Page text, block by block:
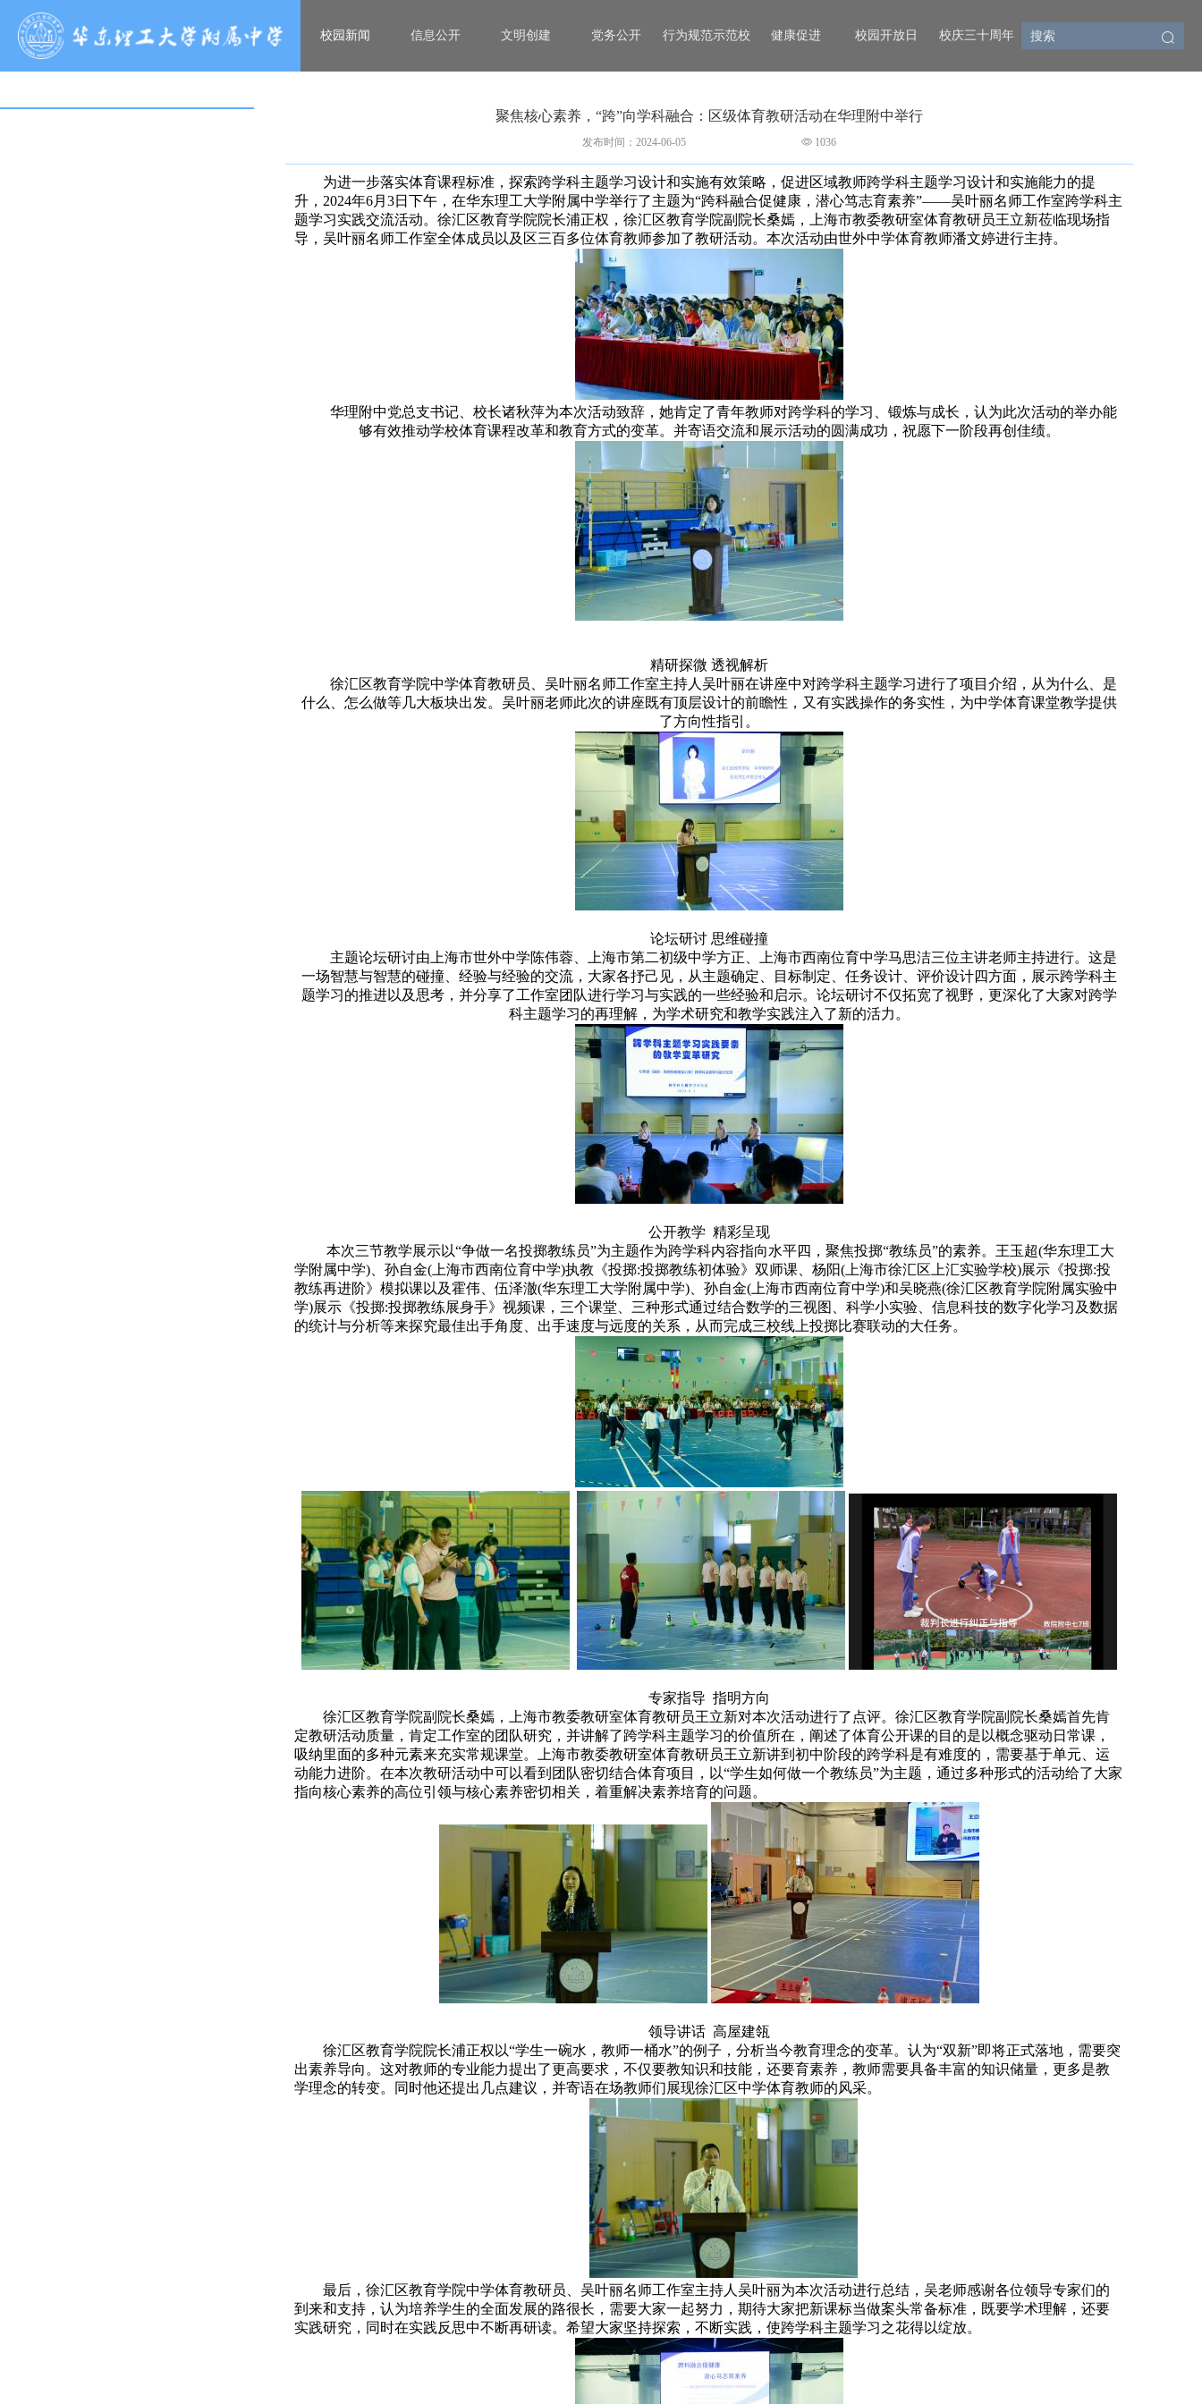
校园新闻 信息公开 文明创建 党务公开 行为规范示范校 健康促进 校园开放日 校庆三十周年
聚焦核心素养，“跨”向学科融合：区级体育教研活动在华理附中举行
发布时间：2024-06-05 1036
为进一步落实体育课程标准，探索跨学科主题学习设计和实施有效策略，促进区域教师跨学科主题学习设计和实施能力的提
升，2024年6月3日下午，在华东理工大学附属中学举行了主题为“跨科融合促健康，潜心笃志育素养”——吴叶丽名师工作室跨学科主
题学习实践交流活动。徐汇区教育学院院长浦正权，徐汇区教育学院副院长桑嫣，上海市教委教研室体育教研员王立新莅临现场指
导，吴叶丽名师工作室全体成员以及区三百多位体育教师参加了教研活动。本次活动由世外中学体育教师潘文婷进行主持。
华理附中党总支书记、校长诸秋萍为本次活动致辞，她肯定了青年教师对跨学科的学习、锻炼与成长，认为此次活动的举办能
够有效推动学校体育课程改革和教育方式的变革。并寄语交流和展示活动的圆满成功，祝愿下一阶段再创佳绩。
精研探微 透视解析
徐汇区教育学院中学体育教研员、吴叶丽名师工作室主持人吴叶丽在讲座中对跨学科主题学习进行了项目介绍，从为什么、是
什么、怎么做等几大板块出发。吴叶丽老师此次的讲座既有顶层设计的前瞻性，又有实践操作的务实性，为中学体育课堂教学提供
了方向性指引。
论坛研讨 思维碰撞
主题论坛研讨由上海市世外中学陈伟蓉、上海市第二初级中学方正、上海市西南位育中学马思洁三位主讲老师主持进行。这是
一场智慧与智慧的碰撞、经验与经验的交流，大家各抒己见，从主题确定、目标制定、任务设计、评价设计四方面，展示跨学科主
题学习的推进以及思考，并分享了工作室团队进行学习与实践的一些经验和启示。论坛研讨不仅拓宽了视野，更深化了大家对跨学
科主题学习的再理解，为学术研究和教学实践注入了新的活力。
公开教学 精彩呈现
本次三节教学展示以“争做一名投掷教练员”为主题作为跨学科内容指向水平四，聚焦投掷“教练员”的素养。王玉超(华东理工大
学附属中学)、孙自金(上海市西南位育中学)执教《投掷:投掷教练初体验》双师课、杨阳(上海市徐汇区上汇实验学校)展示《投掷:投
教练再进阶》模拟课以及霍伟、伍泽澈(华东理工大学附属中学)、孙自金(上海市西南位育中学)和吴晓燕(徐汇区教育学院附属实验中
学)展示《投掷:投掷教练展身手》视频课，三个课堂、三种形式通过结合数学的三视图、科学小实验、信息科技的数字化学习及数据
的统计与分析等来探究最佳出手角度、出手速度与远度的关系，从而完成三校线上投掷比赛联动的大任务。
专家指导 指明方向
徐汇区教育学院副院长桑嫣，上海市教委教研室体育教研员王立新对本次活动进行了点评。徐汇区教育学院副院长桑嫣首先肯
定教研活动质量，肯定工作室的团队研究，并讲解了跨学科主题学习的价值所在，阐述了体育公开课的目的是以概念驱动日常课，
吸纳里面的多种元素来充实常规课堂。上海市教委教研室体育教研员王立新讲到初中阶段的跨学科是有难度的，需要基于单元、运
动能力进阶。在本次教研活动中可以看到团队密切结合体育项目，以“学生如何做一个教练员”为主题，通过多种形式的活动给了大家
指向核心素养的高位引领与核心素养密切相关，着重解决素养培育的问题。
领导讲话 高屋建瓴
徐汇区教育学院院长浦正权以“学生一碗水，教师一桶水”的例子，分析当今教育理念的变革。认为“双新”即将正式落地，需要突
出素养导向。这对教师的专业能力提出了更高要求，不仅要教知识和技能，还要育素养，教师需要具备丰富的知识储量，更多是教
学理念的转变。同时他还提出几点建议，并寄语在场教师们展现徐汇区中学体育教师的风采。
最后，徐汇区教育学院中学体育教研员、吴叶丽名师工作室主持人吴叶丽为本次活动进行总结，吴老师感谢各位领导专家们的
到来和支持，认为培养学生的全面发展的路很长，需要大家一起努力，期待大家把新课标当做案头常备标准，既要学术理解，还要
实践研究，同时在实践反思中不断再研读。希望大家坚持探索，不断实践，使跨学科主题学习之花得以绽放。